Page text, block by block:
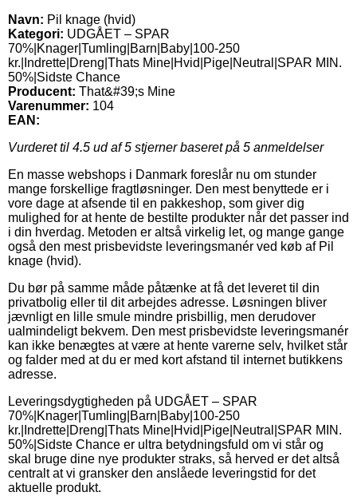
Navn: Pil knage (hvid)
Kategori: UDGÅET – SPAR
70%|Knager|Tumling|Barn|Baby|100-250
kr.|Indrette|Dreng|Thats Mine|Hvid|Pige|Neutral|SPAR MIN.
50%|Sidste Chance
Producent: That&#39;s Mine
Varenummer: 104
EAN:
Vurderet til 4.5 ud af 5 stjerner baseret på 5 anmeldelser
En masse webshops i Danmark foreslår nu om stunder
mange forskellige fragtløsninger. Den mest benyttede er i
vore dage at afsende til en pakkeshop, som giver dig
mulighed for at hente de bestilte produkter når det passer ind
i din hverdag. Metoden er altså virkelig let, og mange gange
også den mest prisbevidste leveringsmanér ved køb af Pil
knage (hvid).
Du bør på samme måde påtænke at få det leveret til din
privatbolig eller til dit arbejdes adresse. Løsningen bliver
jævnligt en lille smule mindre prisbillig, men derudover
ualmindeligt bekvem. Den mest prisbevidste leveringsmanér
kan ikke benægtes at være at hente varerne selv, hvilket står
og falder med at du er med kort afstand til internet butikkens
adresse.
Leveringsdygtigheden på UDGÅET – SPAR
70%|Knager|Tumling|Barn|Baby|100-250
kr.|Indrette|Dreng|Thats Mine|Hvid|Pige|Neutral|SPAR MIN.
50%|Sidste Chance er ultra betydningsfuld om vi står og
skal bruge dine nye produkter straks, så herved er det altså
centralt at vi gransker den anslåede leveringstid for det
aktuelle produkt.